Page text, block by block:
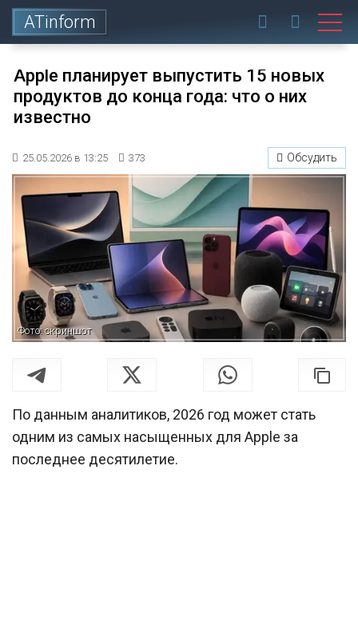
ATinform
Apple планирует выпустить 15 новых
продуктов до конца года: что о них
известно
25.05.2026 в 13:25 373 Обсудить
Фото: скриншот
По данным аналитиков, 2026 год может стать
одним из самых насыщенных для Apple за
последнее десятилетие.